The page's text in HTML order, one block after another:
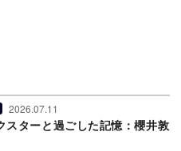
2026.07.11
スターと過ごした記憶：櫻井敦